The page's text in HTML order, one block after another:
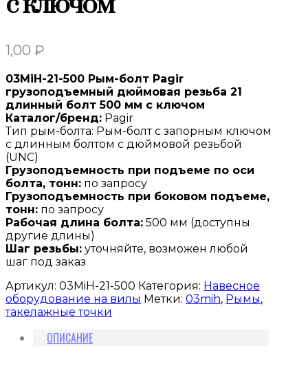
1,00 ₽
03MiH-21-500 Рым-болт Pagir
грузоподъемный дюймовая резьба 21
длинный болт 500 мм с ключом
Каталог/бренд: Pagir
Тип рым-болта: Рым-болт с запорным ключом
с длинным болтом с дюймовой резьбой
(UNC)
Грузоподъемность при подъеме по оси
болта, тонн: по запросу
Грузоподъемность при боковом подъеме,
тонн: по запросу
Рабочая длина болта: 500 мм (доступны
другие длины)
Шаг резьбы: уточняйте, возможен любой
шаг под заказ
Артикул: 03MiH-21-500 Категория: Навесное
оборудование на вилы Метки: 03mih, Рымы,
такелажные точки
ОПИСАНИЕ